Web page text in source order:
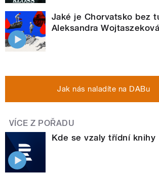
Jaké je Chorvatsko bez
Aleksandra
Jak nás naladíte na DABu
VÍCE Z POŘADU
Kde se vzaly třídní knihy